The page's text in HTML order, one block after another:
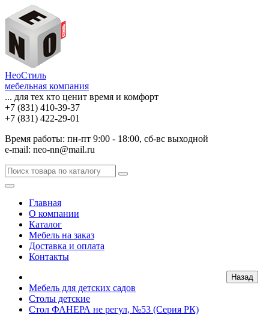
НеоСтиль
мебельная компания
... для тех кто ценит время и комфорт
+7 (831) 410-39-37
+7 (831) 422-29-01
Время работы: пн-пт 9:00 - 18:00, сб-вс выходной
e-mail: neo-nn@mail.ru
Главная
О компании
Каталог
Мебель на заказ
Доставка и оплата
Контакты
Мебель для детских садов
Столы детские
Стол ФАНЕРА не регул, №53 (Серия РК)